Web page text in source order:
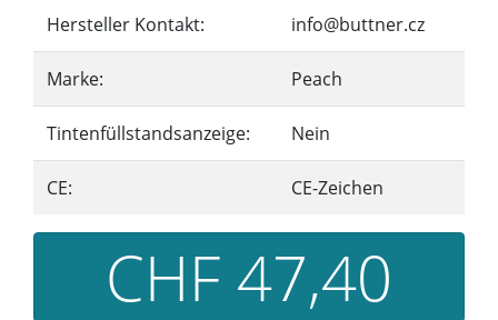
Hersteller Kontakt: info@buttner.cz
Marke: Peach
Tintenfüllstandsanzeige: Nein
CE: CE-Zeichen
CHF 47,40